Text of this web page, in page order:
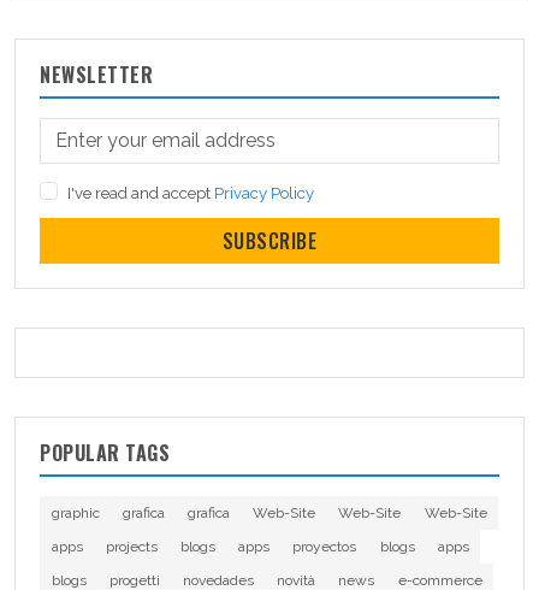
NEWSLETTER
I've read and accept Privacy Policy
SUBSCRIBE
POPULAR TAGS
graphic grafica grafica Web-Site Web-Site
Web-Site
apps
projects blogs apps proyectos blogs
apps
blogs
progetti novedades novità news
e-commerce